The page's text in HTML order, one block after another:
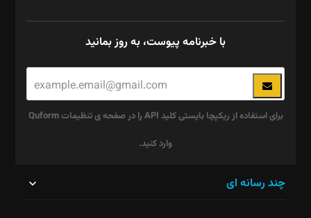
با خبرنامه پیوست، به روز بمانید
برای استفاده از ریکپچا بایستی کلید API را در صفحه ی تنظیمات Quform
وارد کنید.
چند رسانه ای